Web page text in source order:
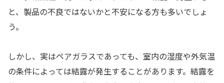
と、製品の不良ではないかと不安になる方も多いでしょ
う。
しかし、実はペアガラスであっても、室内の湿度や外気温
の条件によっては結露が発生することがあります。結露を